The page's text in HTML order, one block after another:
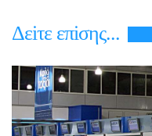
Δεiτε επiσης...